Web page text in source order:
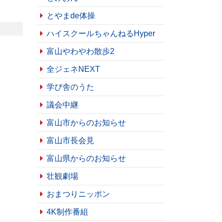
とやまde体操
ハイスクールちゃんねるHyper
富山やわやわ散歩2
全ジェネNEXT
学び舎のうた
議会中継
富山市からのお知らせ
富山市長会見
富山県からのお知らせ
壮観劇場
おまつりニッポン
4K制作番組